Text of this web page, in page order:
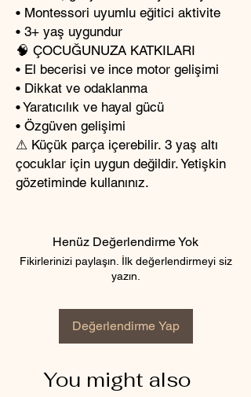
• Montessori uyumlu eğitici aktivite
• 3+ yaş uygundur
🧠 ÇOCUĞUNUZA KATKILARI
• El becerisi ve ince motor gelişimi
• Dikkat ve odaklanma
• Yaratıcılık ve hayal gücü
• Özgüven gelişimi
⚠ Küçük parça içerebilir. 3 yaş altı
çocuklar için uygun değildir. Yetişkin
gözetiminde kullanınız.
Henüz Değerlendirme Yok
Fikirlerinizi paylaşın. İlk değerlendirmeyi siz
yazın.
Değerlendirme Yap
You might also